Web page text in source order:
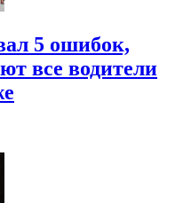
5 ошибок,
все водители